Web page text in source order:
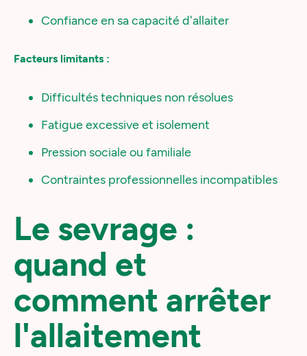
Confiance en sa capacité d'allaiter
Facteurs limitants :
Difficultés techniques non résolues
Fatigue excessive et isolement
Pression sociale ou familiale
Contraintes professionnelles incompatibles
Le sevrage :
quand et
comment arrêter
l'allaitement